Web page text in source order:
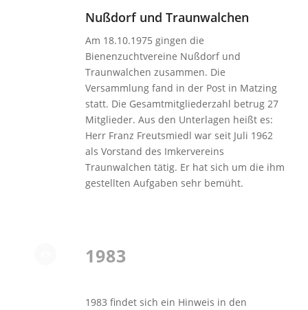
Nußdorf und Traunwalchen
Am 18.10.1975 gingen die
Bienenzuchtvereine Nußdorf und
Traunwalchen zusammen. Die
Versammlung fand in der Post in Matzing
statt. Die Gesamtmitgliederzahl betrug 27
Mitglieder. Aus den Unterlagen heißt es:
Herr Franz Freutsmiedl war seit Juli 1962
als Vorstand des Imkervereins
Traunwalchen tätig. Er hat sich um die ihm
gestellten Aufgaben sehr bemüht.
1983
1983 findet sich ein Hinweis in den